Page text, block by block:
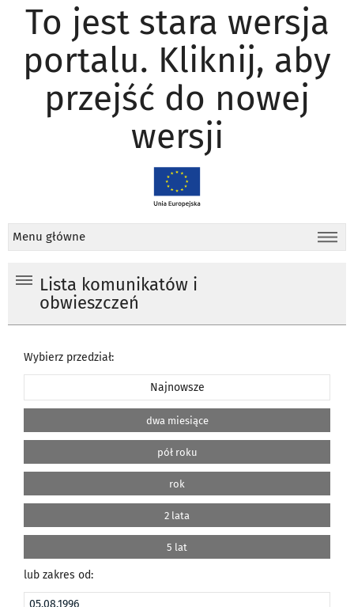
To jest stara wersja
portalu. Kliknij, aby
przejść do nowej
wersji
Menu główne
Lista komunikatów i
obwieszczeń
Wybierz przedział:
Najnowsze
dwa miesiące
pół roku
rok
2 lata
5 lat
lub zakres od: